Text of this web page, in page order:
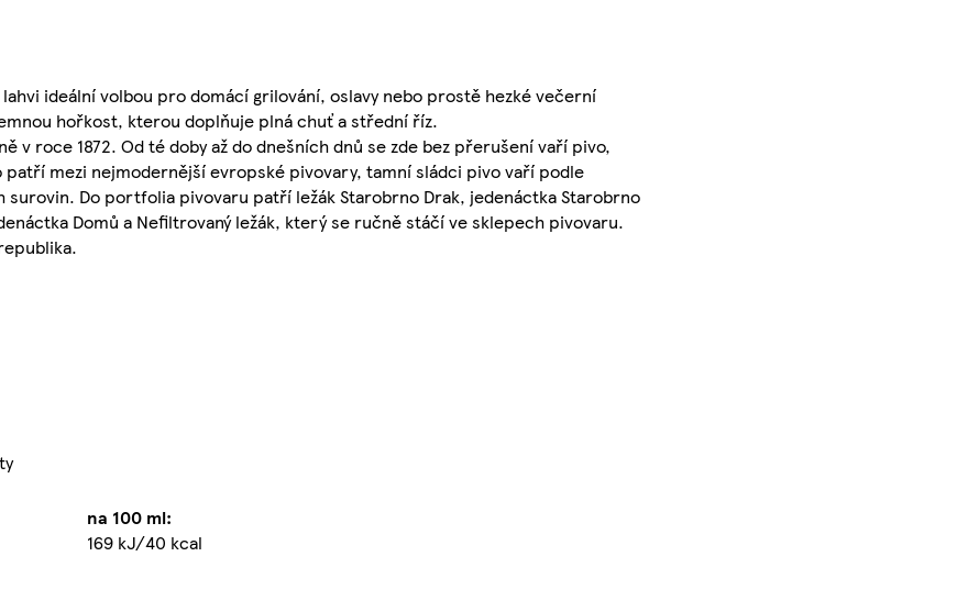
ideální volbou pro domácí grilování, oslavy nebo prostě hezké večerní
hořkost, kterou doplňuje plná chuť a střední říz.
v roce 1872. Od té doby až do dnešních dnů se zde bez přerušení vaří pivo,
mezi nejmodernější evropské pivovary, tamní sládci pivo vaří podle
Do portfolia pivovaru patří ležák Starobrno Drak, jedenáctka Starobrno
Domů a Nefiltrovaný ležák, který se ručně stáčí ve sklepech pivovaru.
na 100 ml:
169 kJ/40 kcal